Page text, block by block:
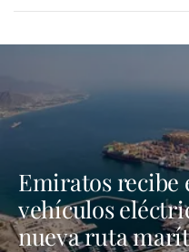
Emiratos recibe
vehículos
nueva ruta